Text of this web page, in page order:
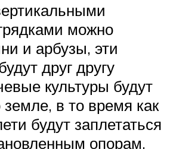
можно
и арбузы, эти
друг другу
культуры будут
земле, в то время как
будут заплетаться
опорам.